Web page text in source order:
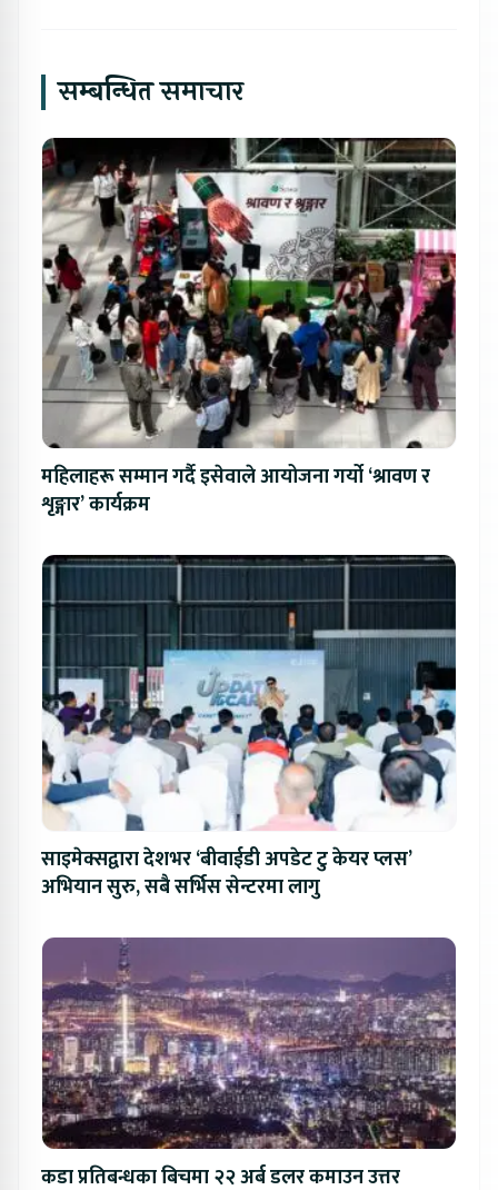
सम्बन्धित समाचार
महिलाहरू सम्मान गर्दै इसेवाले आयोजना गर्यो ‘श्रावण र
शृङ्गार’ कार्यक्रम
साइमेक्सद्वारा देशभर ‘बीवाईडी अपडेट टु केयर प्लस’
अभियान सुरु, सबै सर्भिस सेन्टरमा लागु
कडा प्रतिबन्धका बिचमा २२ अर्ब डलर कमाउन उत्तर